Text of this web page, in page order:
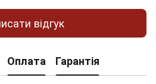
відгук
Оплата Гарантія